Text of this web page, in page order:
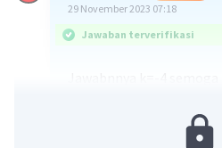
29 November 2023 07:18
Jawaban terverifikasi